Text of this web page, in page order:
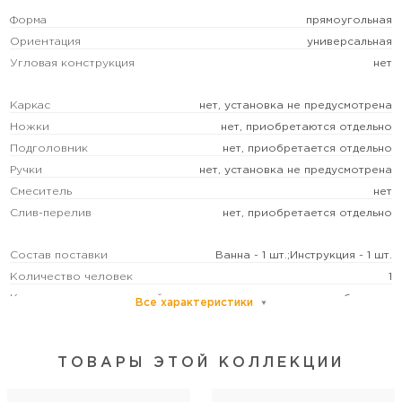
Форма прямоугольная
Ориентация универсальная
Угловая конструкция нет
Каркас нет, установка не предусмотрена
Ножки нет, приобретаются отдельно
Подголовник нет, приобретается отдельно
Ручки нет, установка не предусмотрена
Смеситель нет
Слив-перелив нет, приобретается отдельно
Состав поставки Ванна - 1 шт.;Инструкция - 1 шт.
Количество человек 1
Категория пользователей бытовая
Регулируемая высота ножек
Все характеристики
ТОВАРЫ ЭТОЙ КОЛЛЕКЦИИ